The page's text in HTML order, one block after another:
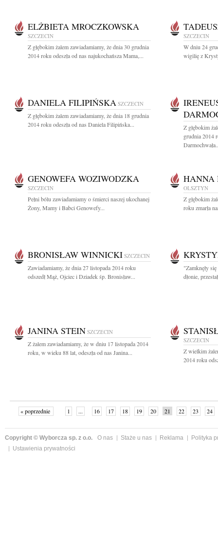
ELŻBIETA MROCZKOWSKA
SZCZECIN
Z głębokim żalem zawiadamiamy, że dnia 30 grudnia
2014 roku odeszła od nas najukochańsza Mama,...
SZCZECIN
W dniu 24
wigilię z
DANIELA FILIPIŃSKA SZCZECIN
Z głębokim żalem zawiadamiamy, że dnia 18 grudnia
2014 roku odeszła od nas Daniela Filipińska...
Z głębokim
grudnia 2014
GENOWEFA WOZIWODZKA
SZCZECIN
Pełni bólu zawiadamiamy o śmierci naszej ukochanej
Żony, Mamy i Babci Genowefy...
HANNA
OLSZTYN
Z głębokim
roku zmarła
BRONISŁAW WINNICKI SZCZECIN
Zawiadamiamy, że dnia 27 listopada 2014 roku
odszedł Mąż, Ojciec i Dziadek śp. Bronisław...
"Zamknęły
dłonie,
JANINA STEIN SZCZECIN
Z żalem zawiadamiamy, że w dniu 17 listopada 2014
roku, w wieku 88 lat, odeszła od nas Janina...
SZCZECIN
Z wielkim
2014 roku
« poprzednie 1 ... 16 17 18 19 20 21 22 23
24
Copyright © Wyborcza sp. z o.o. O nas Staże u nas Reklama
Polityka
Ustawienia prywatności